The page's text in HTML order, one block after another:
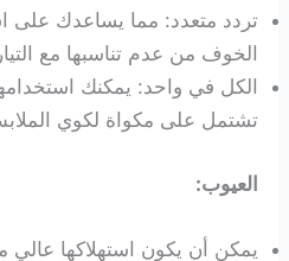
تردد متعدد: مما يساعدك على
الخوف من عدم تناسبها مع
الكل في واحد: يمكنك
تشتمل على مكواة لكوي
العيوب:
يمكن أن يكون استهلاكها عالي